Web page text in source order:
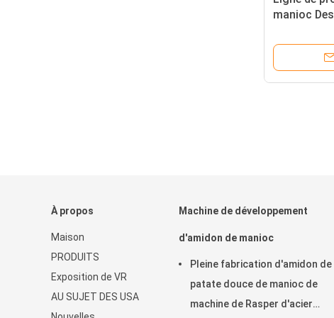
manioc
Tuber
Purificateur
À propos
Maison
PRODUITS
Exposition de VR
AU SUJET DES USA
Machine de développement
d'amidon de manioc
Pleine fabrication d'amidon de
patate douce de manioc de
machine de Rasper d'acier